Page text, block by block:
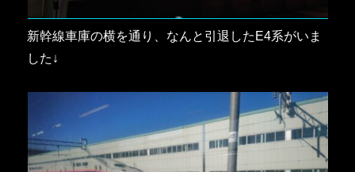
新幹線車庫の横を通り、なんと引退したE4系がいま
した↓